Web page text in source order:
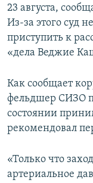
23 августа,
Из-за этого суд
приступить к
«дела Веджие
Как сообщает
фельдшер СИЗО
состоянии
рекомендовал
«Только что
артериальное